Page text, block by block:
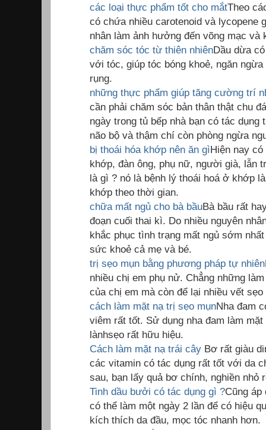
các loại thực phẩm tốt cho mắtTheo
có chứa nhiều carotenoid và lycopene
nhân làm ảnh hưởng đến võng mạc
chăm sóc tóc từ thiên nhiênDầu dừa
với tóc, giúp tóc bóng khoẻ, ngăn
rụng.
những thực phẩm giúp tăng cường trí
cần phải chăm sóc bản thân thật chu
ngày trong tủ bếp nhà bạn có tác
não bộ và thậm chí còn phòng ngừa
bị thoái hóa khớp nên ăn gìHiện nay
khớp, đàn ông, phụ nữ, người già, lẫn
là gì ? nó là bệnh lý thoái hoá ở khớp
khớp theo thời gian.
chữa mất ngủ cho bà bầuBà bầu rất
đoạn cuối thai kì. Do nhiều nguyên
khắc phục tình trạng mất ngủ sớm
sức khoẻ cả mẹ và bé.
trị sẹo mụn bằng phương pháp tự nhiên
nhiều chị em phụ nử. Chẳng những
của chị em mà còn để lại nhiều vết
cách làm mặt nạ trị sẹo mụnNha đam
viêm rất tốt. Sử dụng nha đam làm
lànhsẹo rất hữu hiệu.
Cách làm mặt nạ trái cây Bơ rất giàu
các vitamin có tác dụng rất tốt với da
sau, bạn lấy quả bơ chính, nghiền nhỏ
Tinh dầu bưởi có tác dụng gì ?Cũng áp
có thể làm một ngày 2 lần để có hiệu
kích thích da đầu, mọc tóc nhanh hơn.